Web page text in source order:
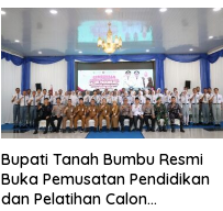
Bupati Tanah Bumbu Resmi
Buka Pemusatan Pendidikan
dan Pelatihan Calon